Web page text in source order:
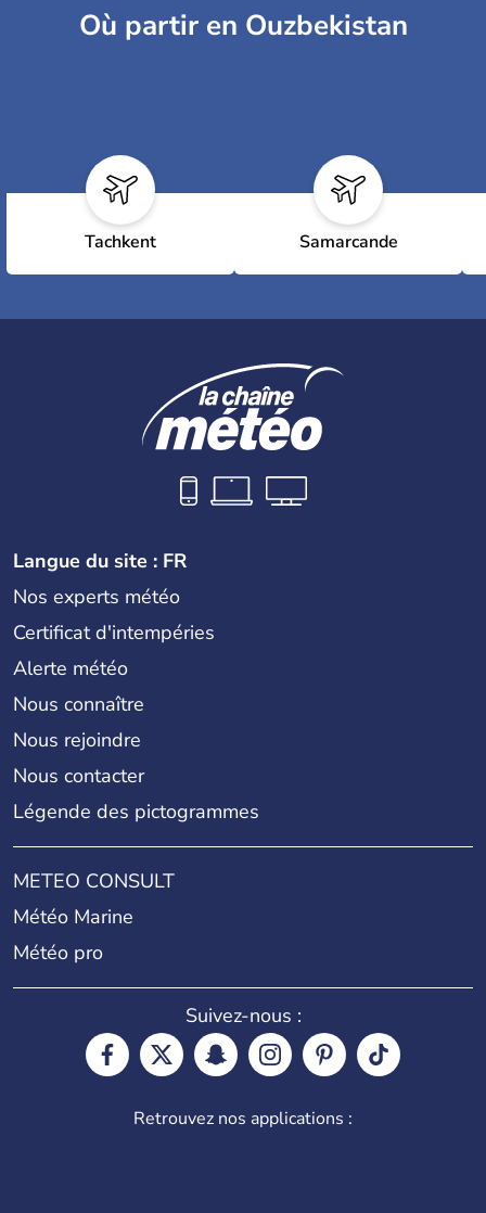
Où partir en Ouzbekistan
Tachkent Samarcande
Langue du site : FR
Nos experts météo
Certificat d'intempéries
Alerte météo
Nous connaître
Nous rejoindre
Nous contacter
Légende des pictogrammes
METEO CONSULT
Météo Marine
Météo pro
Suivez-nous :
Retrouvez nos applications :